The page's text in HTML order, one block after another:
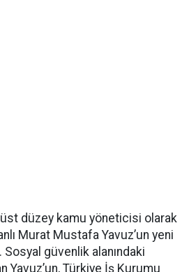
üst düzey kamu yöneticisi olarak
Murat Mustafa Yavuz’un yeni
güvenlik alanındaki
Yavuz’un, Türkiye İş Kurumu